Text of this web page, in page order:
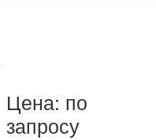
Цена: по
запросу